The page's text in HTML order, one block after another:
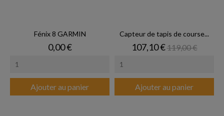
Fénix 8 GARMIN
Prix
0,00 €
Ajouter au panier
Capteur de tapis de course...
Prix
107,10 €Prix de base
119,00 €
Ajouter au panier